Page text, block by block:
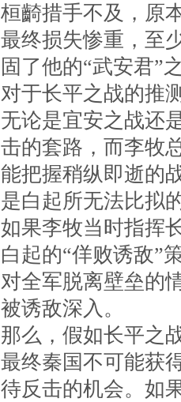
桓齮措手不及，原
最终损失惨重，至
固了他的“武安君”
对于长平之战的推
无论是宜安之战还
击的套路，而李牧
能把握稍纵即逝的
是白起所无法比拟
如果李牧当时指挥
白起的“佯败诱敌”
对全军脱离壁垒的
被诱敌深入。
那么，假如长平之
最终秦国不可能获
待反击的机会。如